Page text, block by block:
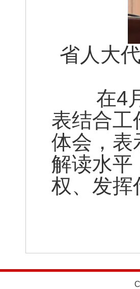
省人大
在4月
表结合工
体会，表
解读水平
权、发挥